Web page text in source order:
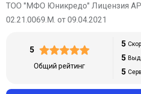
ТОО "МФО Юникредо" Лицензия
02.21.0069.М. от 09.04.2021
5
Общий рейтинг
5
5
5